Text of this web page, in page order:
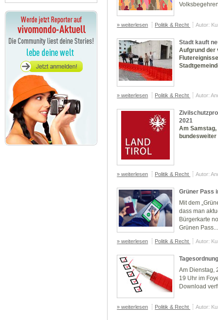
» weiterlesen Politik & Recht Autor:
Stadt kauft
Aufgrund der
» weiterlesen Politik & Recht Autor:
2021
Am Samstag,
» weiterlesen Politik & Recht Autor:
Grüner Pass
Mit dem
dass man
Bürgerkarte
Grünen Pass...
» weiterlesen Politik & Recht Autor:
Am Dienstag,
19 Uhr im
Download
» weiterlesen Politik & Recht Autor: